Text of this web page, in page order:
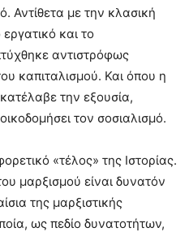
Αντίθετα με την κλασική
και το
αντιστρόφως
καπιταλισμού. Και όπου η
την εξουσία,
τον σοσιαλισμό.
«τέλος» της Ιστορίας.
μαρξισμού είναι δυνατόν
της μαρξιστικής
ως πεδίο δυνατοτήτων,